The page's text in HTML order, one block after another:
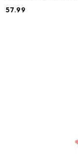
Cena:
57.99